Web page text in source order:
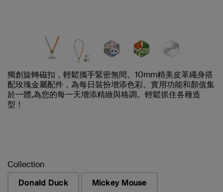
獨創旋轉磁扣，輕鬆攜手緊密無間。10mm精美皮革繩身搭
配玫瑰金屬配件，為每日裝扮增添色彩。實用功能和顏值集
於一體,為您的每一天增添精緻與格調。輕鬆抓住各種造
型！
Collection
Donald Duck
Mickey Mouse